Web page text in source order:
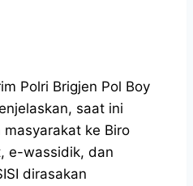
Polri Brigjen Pol Boy
saat ini
ke Biro
e-wassidik, dan
dirasakan